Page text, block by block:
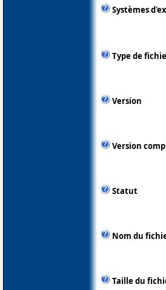
Systèmes
Type de
Version
Version
Statut
Nom du
Taille du